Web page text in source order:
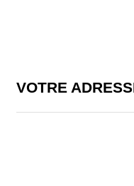
VOTRE